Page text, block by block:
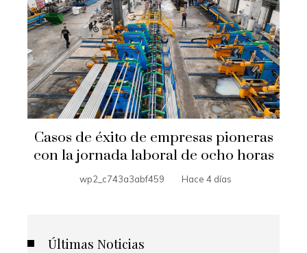
Casos de éxito de empresas pioneras
con la jornada laboral de ocho horas
wp2_c743a3abf459 Hace 4 días
Últimas Noticias